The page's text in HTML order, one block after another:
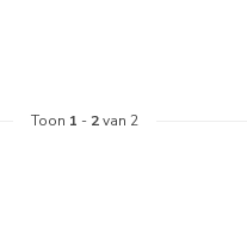
Toon 1 - 2van 2